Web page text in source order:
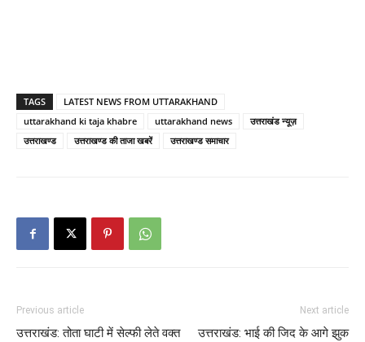
TAGS
LATEST NEWS FROM UTTARAKHAND
uttarakhand ki taja khabre
uttarakhand news
उत्तराखंड न्यूज़
उत्तराखण्ड
उत्तराखण्ड की ताजा खबरें उत्तराखण्ड समाचार
Previous article
उत्तराखंड: तोता घाटी में सेल्फी लेते वक्त
Next article
उत्तराखंड: भाई की जिद के आगे झुक